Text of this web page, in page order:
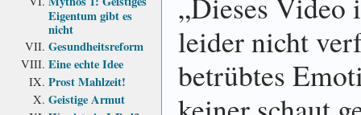
Eigentum gibt es
nicht
Gesundheits­reform
Eine echte Idee
Prost Mahlzeit!
Geistige Armut
leider nicht
betrübtes